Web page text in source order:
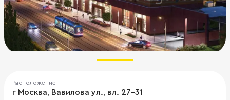
Расположение
г Москва, Вавилова ул., вл. 27-31